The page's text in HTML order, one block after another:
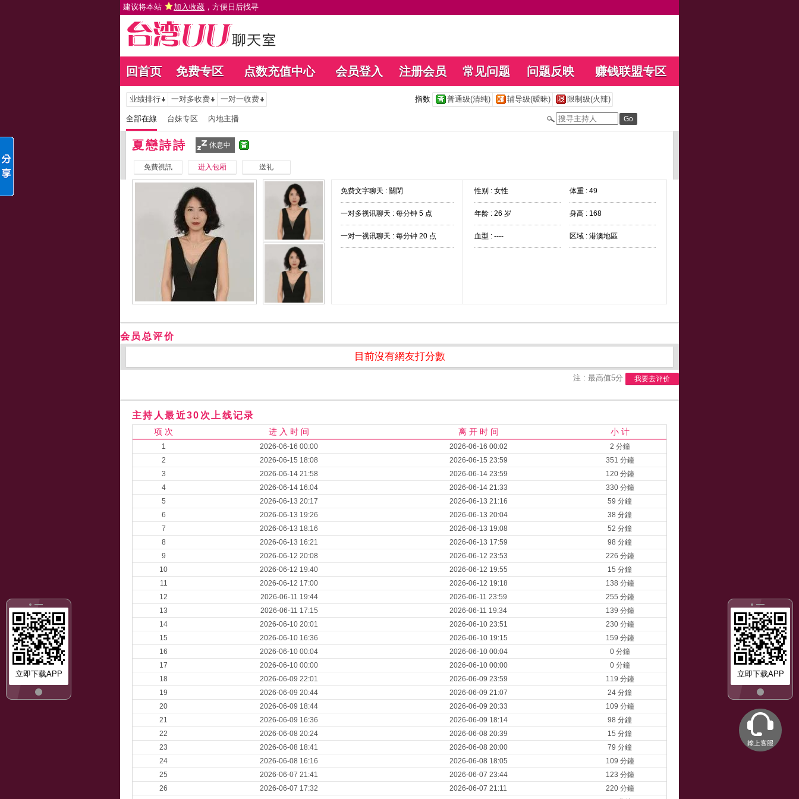
建议将本站 加入收藏 ，方便日后找寻
回首页 免费专区 点数充值中心 会员登入 注册会员 常见问题 问题反映 赚钱联盟专区
立即下载APP
立即下载APP
业绩排行 一对多收费 一对一收费 指数 普通级(清纯) 辅导级(暧昧) 限制级(火辣)
全部在線 台妹专区 內地主播
夏戀詩詩 休息中
免費視訊 进入包厢 送礼
免费文字聊天 : 關閉
一对多视讯聊天 : 每分钟 5 点
一对一视讯聊天 : 每分钟 20 点
性别 : 女性 体重 : 49
年龄 : 26 岁 身高 : 168
血型 : ---- 区域 : 港澳地區
会员总评价
目前沒有網友打分數
注 : 最高值5分 我要去评价
主持人最近30次上线记录
项 次 进 入 时 间 离 开 时 间 小 计
1 2026-06-16 00:00 2026-06-16 00:02
2 分鐘
2
2026-06-15 18:08 2026-06-15 23:59
351 分鐘
3
2026-06-14 21:58 2026-06-14 23:59
120 分鐘
4
2026-06-14 16:04 2026-06-14 21:33
330 分鐘
5
2026-06-13 20:17 2026-06-13 21:16
59 分鐘
6
2026-06-13 19:26 2026-06-13 20:04
38 分鐘
7
2026-06-13 18:16 2026-06-13 19:08
52 分鐘
8
2026-06-13 16:21 2026-06-13 17:59
98 分鐘
9
2026-06-12 20:08 2026-06-12 23:53
226 分鐘
10
2026-06-12 19:40 2026-06-12 19:55
15 分鐘
11
2026-06-12 17:00 2026-06-12 19:18
138 分鐘
12
2026-06-11 19:44 2026-06-11 23:59
255 分鐘
13
2026-06-11 17:15 2026-06-11 19:34
139 分鐘
14
2026-06-10 20:01 2026-06-10 23:51
230 分鐘
15
2026-06-10 16:36 2026-06-10 19:15
159 分鐘
16
2026-06-10 00:04 2026-06-10 00:04
0 分鐘
17
2026-06-10 00:00 2026-06-10 00:00
0 分鐘
18
2026-06-09 22:01 2026-06-09 23:59
119 分鐘
19
2026-06-09 20:44 2026-06-09 21:07
24 分鐘
20
2026-06-09 18:44 2026-06-09 20:33
109 分鐘
21
2026-06-09 16:36 2026-06-09 18:14
98 分鐘
22
2026-06-08 20:24 2026-06-08 20:39
15 分鐘
23
2026-06-08 18:41 2026-06-08 20:00
79 分鐘
24
2026-06-08 16:16 2026-06-08 18:05
109 分鐘
25
2026-06-07 21:41 2026-06-07 23:44
123 分鐘
26
2026-06-07 17:32 2026-06-07 21:11
220 分鐘